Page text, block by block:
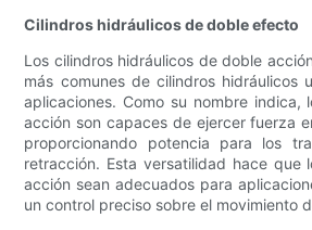
Cilindros hidráulicos de doble efecto
Los cilindros hidráulicos de doble
más comunes de cilindros hidráulicos
aplicaciones. Como su nombre indica,
acción son capaces de ejercer fuerza
proporcionando potencia para los
retracción. Esta versatilidad hace que
acción sean adecuados para
un control preciso sobre el movimiento